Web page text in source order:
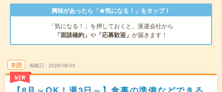
興味があったら「★気になる！」をタップ！
「気になる！」を押しておくと、派遣会社から
「面談確約」 や 「応募歓迎」 が届きます！
未読
NEW
掲載日 2026/08/05